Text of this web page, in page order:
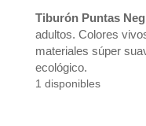
Tiburón Puntas
adultos. Colores
materiales súper
ecológico.
1 disponibles